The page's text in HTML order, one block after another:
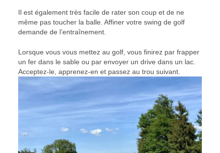
Il est également très facile de rater son coup et de ne
même pas toucher la balle. Affiner votre swing de golf
demande de l’entraînement.
Lorsque vous vous mettez au golf, vous finirez par frapper
un fer dans le sable ou par envoyer un drive dans un lac.
Acceptez-le, apprenez-en et passez au trou suivant.